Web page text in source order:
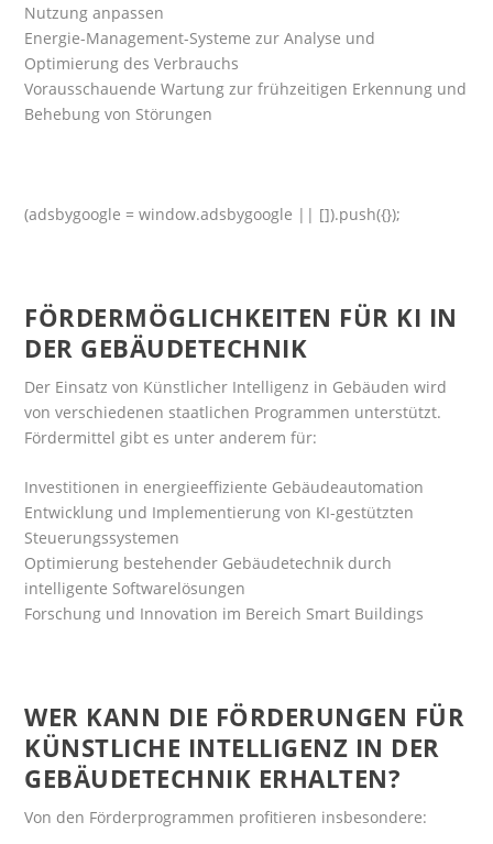
Nutzung anpassen
Energie-Management-Systeme zur Analyse und
Optimierung des Verbrauchs
Vorausschauende Wartung zur frühzeitigen Erkennung und
Behebung von Störungen
(adsbygoogle = window.adsbygoogle || []).push({});
FÖRDERMÖGLICHKEITEN FÜR KI IN
DER GEBÄUDETECHNIK
Der Einsatz von Künstlicher Intelligenz in Gebäuden wird
von verschiedenen staatlichen Programmen unterstützt.
Fördermittel gibt es unter anderem für:
Investitionen in energieeffiziente Gebäudeautomation
Entwicklung und Implementierung von KI-gestützten
Steuerungssystemen
Optimierung bestehender Gebäudetechnik durch
intelligente Softwarelösungen
Forschung und Innovation im Bereich Smart Buildings
WER KANN DIE FÖRDERUNGEN FÜR
KÜNSTLICHE INTELLIGENZ IN DER
GEBÄUDETECHNIK ERHALTEN?
Von den Förderprogrammen profitieren insbesondere: